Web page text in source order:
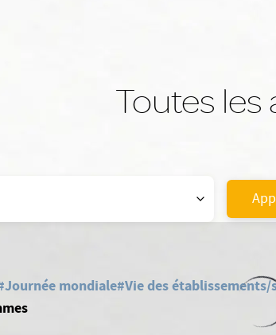
Toutes les
mondiale#Vie des établissements/